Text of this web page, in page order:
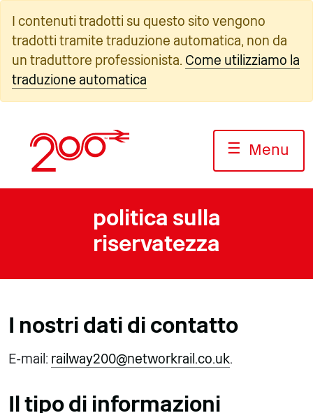
contenuto
I contenuti tradotti su questo sito vengono
tradotti tramite traduzione automatica, non da
un traduttore professionista. Come utilizziamo la
traduzione automatica
☰ Menu
politica sulla
riservatezza
I nostri dati di contatto
E-mail: railway200@networkrail.co.uk.
Il tipo di informazioni